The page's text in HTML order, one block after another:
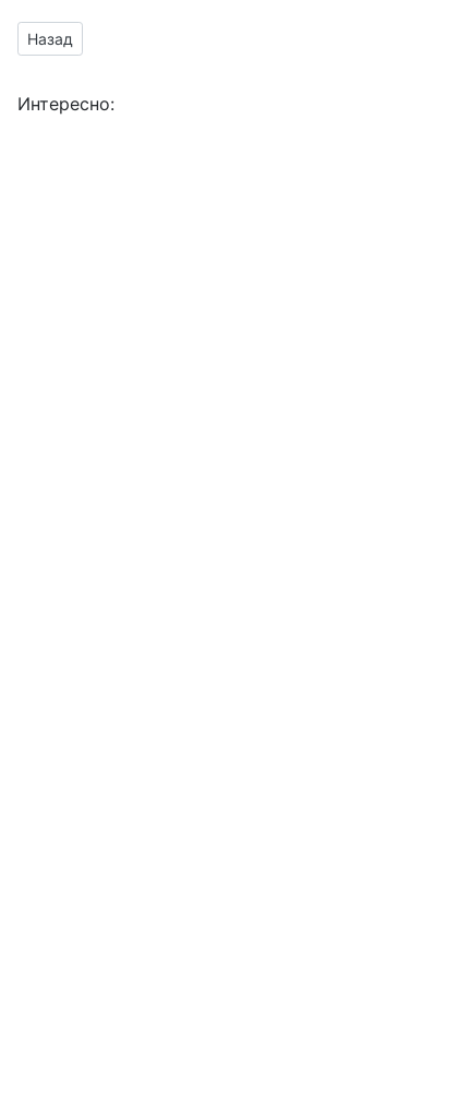
Предыдущий материал: картинка с рыжими котиками
Назад
Интересно: